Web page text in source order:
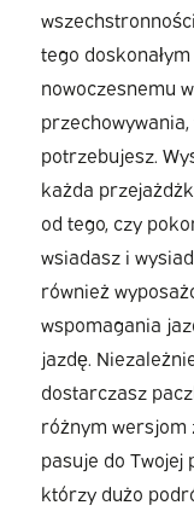
tego
nowoczesnemu
potrzebujesz.
każda
od tego, czy
wsiadasz i
również
wspomagania
jazdę.
dostarczasz
różnym wersjom
pasuje do Twojej
którzy dużo